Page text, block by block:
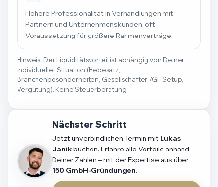
Höhere Professionalität in Verhandlungen mit
Partnern und Unternehmenskunden, oft
Voraussetzung für größere Rahmenverträge.
Hinweis: Der Liquiditätsvorteil ist abhängig von Deiner
individueller Situation (Hebesatz,
Branchenbesonderheiten, Gesellschafter-/GF-Setup,
Vergütung). Keine Steuerberatung.
Nächster Schritt
Jetzt unverbindlichen Termin mit Lukas
Janikbuchen. Erfahre alle Vorteile anhand
Deiner Zahlen – mit der Expertise aus über
150 GmbH-Gründungen.